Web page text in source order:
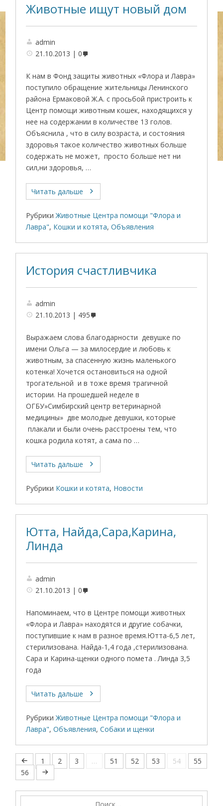
Животные ищут новый дом
admin
21.10.2013
0
К нам в Фонд защиты животных «Флора и Лавра»
поступило обращение жительницы Ленинского
района Ермаковой Ж.А. с просьбой пристроить к
Центр помощи животным кошек, находящихся у
нее на содержании в количестве 13 голов.
Объяснила , что в силу возраста, и состояния
здоровья такое количество животных больше
содержать не может, просто больше нет ни
сил,ни здоровья, …
Читать дальше
Рубрики Животные Центра помощи "Флора и
Лавра", Кошки и котята,Объявления
История счастливчика
admin
21.10.2013
495
Выражаем слова благодарности девушке по
имени Ольга — за милосердие и любовь к
животным, за спасенную жизнь маленького
котенка! Хочется остановиться на одной
трогательной и в тоже время трагичной
истории. На прошедшей неделе в
ОГБУ»Симбирский центр ветеринарной
медицины» две молодые девушки, которые
плакали и были очень расстроены тем, что
кошка родила котят, а сама по …
Читать дальше
Рубрики Кошки и котята, Новости
Ютта, Найда,Сара,Карина,
Линда
admin
21.10.2013
0
Напоминаем, что в Центре помощи животных
«Флора и Лавра» находятся и другие собачки,
поступившие к нам в разное время.Ютта-6,5 лет,
стерилизована. Найда-1,4 года ,стерилизована.
Сара и Карина-щенки одного помета . Линда 3,5
года
Читать дальше
Рубрики Животные Центра помощи "Флора и
Лавра",Объявления,Собаки и щенки
1 2 3 … 51 52 53 54
55
56